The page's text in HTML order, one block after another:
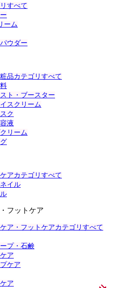
すべて
ーム
ウダー
品カテゴリすべて
ト・ブースター
スクリーム
ク
液
リーム
アカテゴリすべて
イル
フットケア
ア・フットケアカテゴリすべて
プ・石鹸
ア
ケア
ア